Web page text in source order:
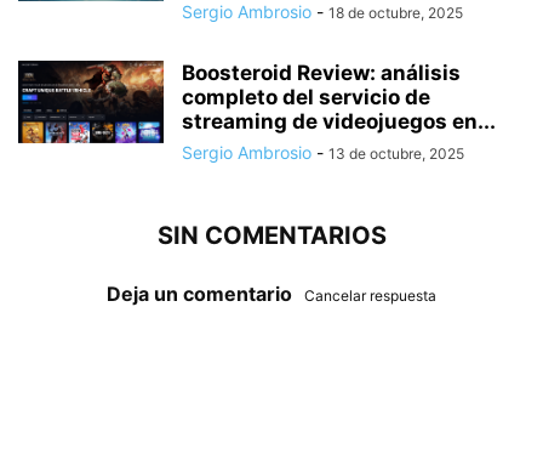
Sergio Ambrosio - 18 de octubre, 2025
Boosteroid Review: análisis
completo del servicio de
streaming de videojuegos en...
Sergio Ambrosio - 13 de octubre, 2025
SIN COMENTARIOS
Deja un comentario Cancelar respuesta